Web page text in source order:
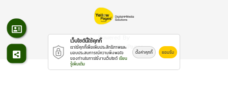
Powered By
Thailand YellowPages
เว็บไซต์นี้ใช้คุกกี้
เราใช้คุกกี้เพื่อเพิ่มประสิทธิภาพและ
มอบประสบการณ์ความพึงพอใจ
ของท่านในการใช้งานเว็บไซต์ เรียน
รู้เพิ่มเติม
ตั้งค่าคุกกี้ ยอมรับ